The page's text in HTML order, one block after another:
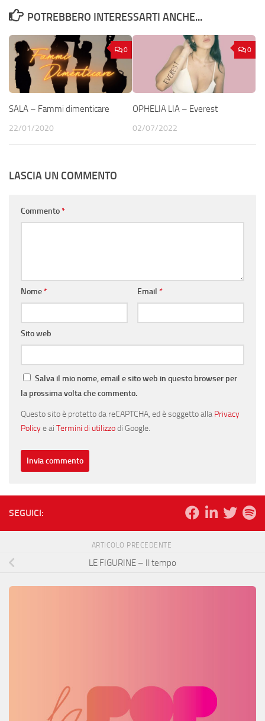
POTREBBERO INTERESSARTI ANCHE...
0
SALA – Fammi dimenticare
22/01/2020
0
OPHELIA LIA – Everest
02/07/2022
LASCIA UN COMMENTO
Commento*
Nome* Email *
Sito web
Salva il mio nome, email e sito web in questo browser per
la prossima volta che commento.
Questo sito è protetto da reCAPTCHA, ed è soggetto alla Privacy
Policye ai Termini di utilizzodi Google.
SEGUICI:
ARTICOLO PRECEDENTE
LE FIGURINE – Il tempo